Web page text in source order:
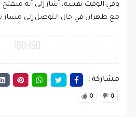
وفي الوقت نفسه، أشار إلى أنه منفتح
مع طهران في حال التوصل إلى مسار
مشاركة :
0 0